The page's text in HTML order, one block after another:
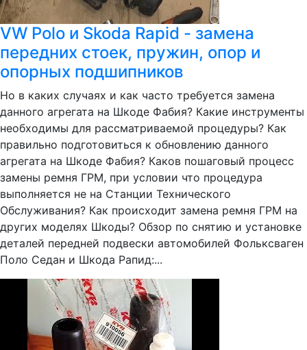
VW Polo и Skoda Rapid - замена
передних стоек, пружин, опор и
опорных подшипников
Но в каких случаях и как часто требуется замена
данного агрегата на Шкоде Фабия? Какие инструменты
необходимы для рассматриваемой процедуры? Как
правильно подготовиться к обновлению данного
агрегата на Шкоде Фабия? Каков пошаговый процесс
замены ремня ГРМ, при условии что процедура
выполняется не на Станции Технического
Обслуживания? Как происходит замена ремня ГРМ на
других моделях Шкоды? Обзор по снятию и установке
деталей передней подвески автомобилей Фольксваген
Поло Седан и Шкода Рапид:...